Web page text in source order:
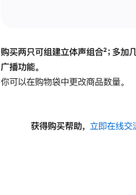
购买两只可组建立体声组合脚
²；多加
广播功能。
你可以在购物袋中更改商品数量。
获得购买帮助， 立即在线交